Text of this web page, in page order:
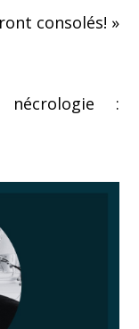
consolés! »
: